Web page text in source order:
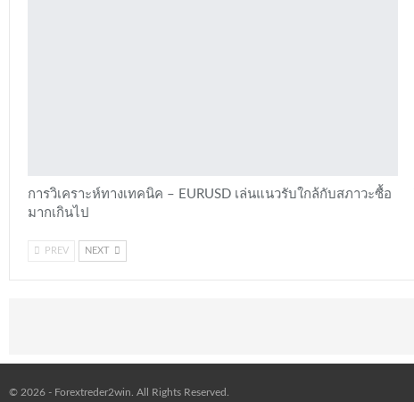
การวิเคราะห์ทางเทคนิค – EURUSD เล่นแนวรับใกล้กับสภาวะซื้อ
มากเกินไป
PREV NEXT
© 2026 - Forextreder2win. All Rights Reserved.